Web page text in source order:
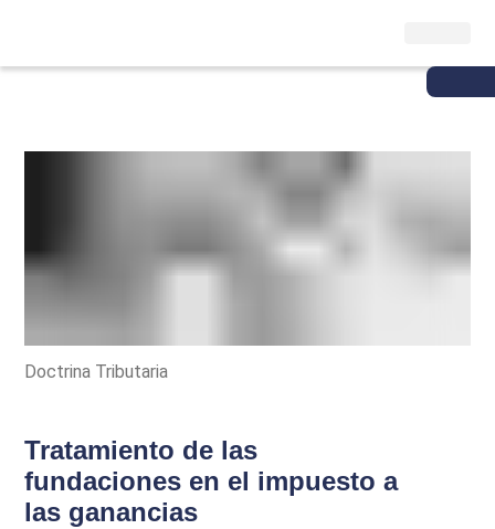
Doctrina Tributaria
Tratamiento de las
fundaciones en el impuesto a
las ganancias